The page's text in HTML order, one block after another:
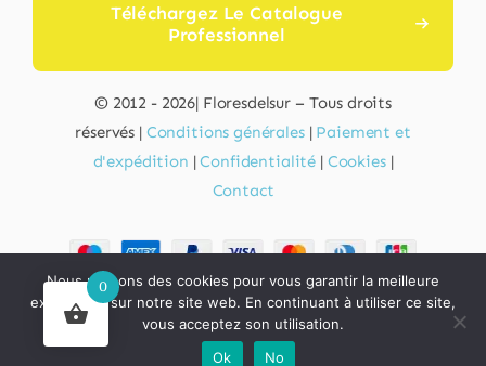
Téléchargez Le Catalogue
Professionnel
© 2012 - 2026| Floresdelsur – Tous droits
réservés | Conditions générales| Paiement et
d'expédition |Confidentialité | Cookies|
Contact
Nos produits sont élaborés avec des ingrédients
d’origine naturelle, sûrs pour la peau et respectueux
de l’environnement.
0
Nous utilisons des cookies pour vous garantir la meilleure
expérience sur notre site web. En continuant à utiliser ce site,
vous acceptez son utilisation.
Ok
No